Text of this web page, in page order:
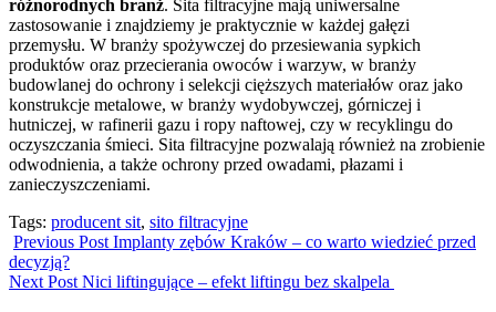
różnorodnych branż. Sita filtracyjne mają uniwersalne
zastosowanie i znajdziemy je praktycznie w każdej gałęzi
przemysłu. W branży spożywczej do przesiewania sypkich
produktów oraz przecierania owoców i warzyw, w branży
budowlanej do ochrony i selekcji cięższych materiałów oraz jako
konstrukcje metalowe, w branży wydobywczej, górniczej i
hutniczej, w rafinerii gazu i ropy naftowej, czy w recyklingu do
oczyszczania śmieci. Sita filtracyjne pozwalają również na zrobienie
odwodnienia, a także ochrony przed owadami, płazami i
zanieczyszczeniami.
Tags: producent sit, sito filtracyjne
Previous Post Implanty zębów Kraków – co warto wiedzieć przed
decyzją?
Next PostNici liftingujące – efekt liftingu bez skalpela